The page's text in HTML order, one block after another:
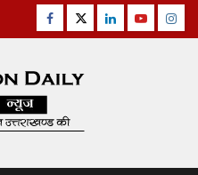
Facebook
TwitterLinkedinYoutube